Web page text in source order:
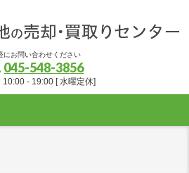
にお問い合わせください
045-548-3856
10:00 - 19:00 [ 水曜定休]